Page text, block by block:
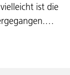
ist die